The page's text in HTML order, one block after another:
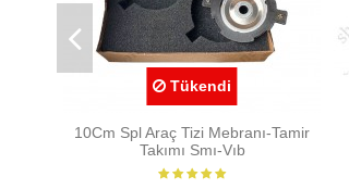
Tükendi
10Cm Spl Araç Tizi Mebranı-Tamir
Takımı Smı-Vıb